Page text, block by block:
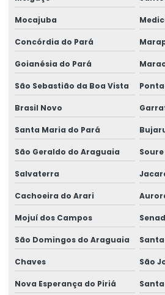
Mocajuba
Concórdia do Pará
Goianésia do Pará
São Sebastião da Boa Vista
Brasil Novo
Santa Maria do Pará
São Geraldo do Araguaia Soure
Salvaterra
Cachoeira do Arari
Mojuí dos Campos
São Domingos do Araguaia
Chaves São
Nova Esperança do Piriá